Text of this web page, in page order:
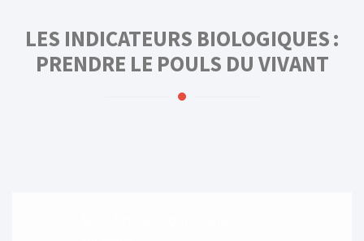
LES INDICATEURS BIOLOGIQUES :
PRENDRE LE POULS DU VIVANT